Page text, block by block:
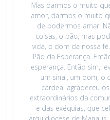
Mas darmos o muito
amor, darmos o muito
de podermos amar.
coisas, o pão, mas
vida, o dom da nossa
Pão da Esperança.
esperança. Então sim,
um sinal, um dom, o
cardeal agradeceu
extraordinários da
e das exéquias, que